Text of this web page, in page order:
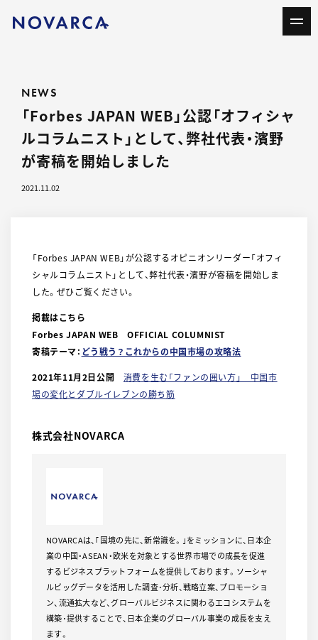
NEWS
「Forbes JAPAN WEB」公認「オフィシャ
ルコラムニスト」として、弊社代表・濱野
が寄稿を開始しました
2021.11.02
「Forbes JAPAN WEB」が公認するオピニオンリーダー「オフィ
シャルコラムニスト」として、弊社代表・濱野が寄稿を開始しま
した。ぜひご覧ください。
掲載はこちら
Forbes JAPAN WEB OFFICIAL COLUMNIST
寄稿テーマ： どう戦う？これからの中国市場の攻略法
2021年11月2日公開 消費を生む「ファンの囲い方」 中国市
場の変化とダブルイレブンの勝ち筋
株式会社NOVARCA
NOVARCAは、｢国境の先に、新常識を。｣をミッションに、日本企
業の中国・ASEAN・欧米を対象とする世界市場での成長を促進
するビジネスプラットフォームを提供しております。ソーシャ
ルビッグデータを活用した調査･分析、戦略立案、プロモーショ
ン、流通拡大など、グローバルビジネスに関わるエコシステムを
構築･提供することで、日本企業のグローバル事業の成長を支え
ます。